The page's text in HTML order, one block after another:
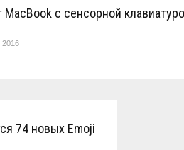
MacBook с сенсорной
2016
74 новых Emoji